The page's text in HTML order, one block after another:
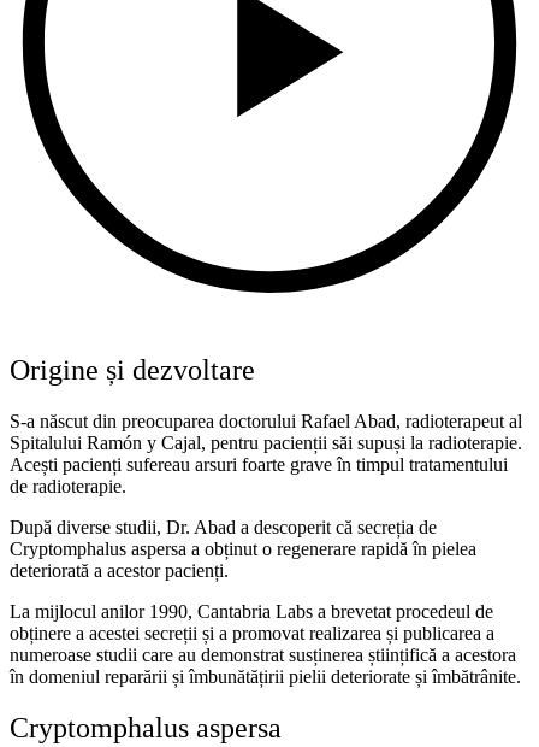
Origine și dezvoltare
S-a născut din preocuparea doctorului Rafael Abad, radioterapeut al
Spitalului Ramón y Cajal, pentru pacienții săi supuși la radioterapie.
Acești pacienți sufereau arsuri foarte grave în timpul tratamentului
de radioterapie.
După diverse studii, Dr. Abad a descoperit că secreția de
Cryptomphalus aspersa a obținut o regenerare rapidă în pielea
deteriorată a acestor pacienți.
La mijlocul anilor 1990, Cantabria Labs a brevetat procedeul de
obținere a acestei secreții și a promovat realizarea și publicarea a
numeroase studii care au demonstrat susținerea științifică a acestora
în domeniul reparării și îmbunătățirii pielii deteriorate și îmbătrânite.
Cryptomphalus aspersa